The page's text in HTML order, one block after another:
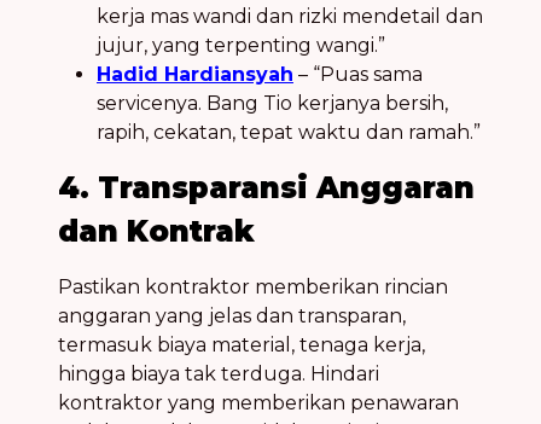
kerja mas wandi dan rizki mendetail dan
jujur, yang terpenting wangi.”
Hadid Hardiansyah – “Puas sama
servicenya. Bang Tio kerjanya bersih,
rapih, cekatan, tepat waktu dan ramah.”
4. Transparansi Anggaran
dan Kontrak
Pastikan kontraktor memberikan rincian
anggaran yang jelas dan transparan,
termasuk biaya material, tenaga kerja,
hingga biaya tak terduga. Hindari
kontraktor yang memberikan penawaran